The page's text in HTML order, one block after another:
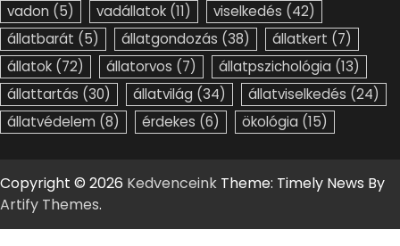
vadon (5) vadállatok (11) viselkedés (42)
állatbarát (5) állatgondozás (38) állatkert (7)
állatok (72) állatorvos (7) állatpszichológia (13)
állattartás (30) állatvilág (34) állatviselkedés (24)
állatvédelem (8) érdekes (6) ökológia (15)
Copyright © 2026 Kedvenceink Theme: Timely News By
Artify Themes.